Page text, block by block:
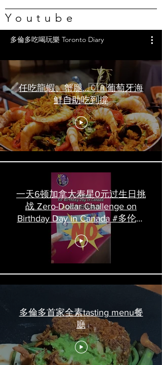
Youtube
多倫多吃喝玩樂 Toronto Diary
任吃龍蝦、蟹腿…🇨🇦葡萄牙海
鮮自助吃到撐
一天6顿加拿大寿星0元过生日挑
战 Zero-Dollar Challenge on
Birthday Day in Canada #多伦多
吃喝玩乐 #多伦多美食
#torontofood
多倫多首家全素tasting menu餐
廳